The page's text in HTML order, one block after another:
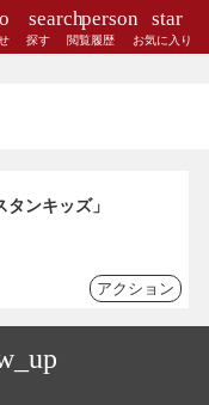
search
探す
person
閲覧履歴
star
お気に入り
タンキッズ」
アクション